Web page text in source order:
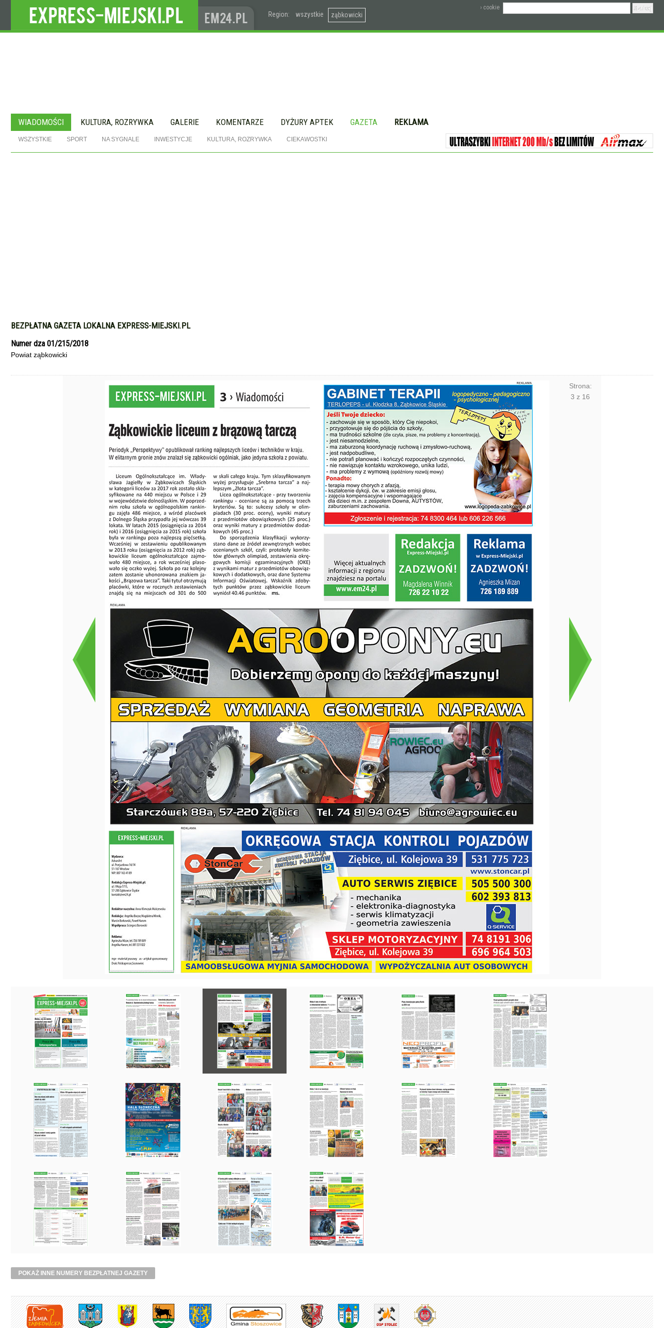
Region: wszystkie ząbkowicki
› cookie
WIADOMOŚCI KULTURA, ROZRYWKA GALERIE KOMENTARZE DYŻURY APTEK GAZETA REKLAMA
WSZYSTKIE SPORT NA SYGNALE INWESTYCJE KULTURA, ROZRYWKA CIEKAWOSTKI
BEZPŁATNA GAZETA LOKALNA EXPRESS-MIEJSKI.PL
Numer dza 01/215/2018
Powiat ząbkowicki
Strona:
3 z 16
POKAŻ INNE NUMERY BEZPŁATNEJ GAZETY